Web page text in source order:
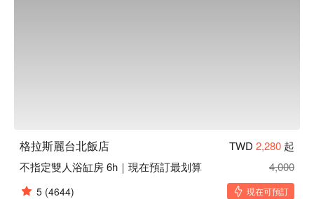
格拉斯麗台北飯店 TWD 2,280 起
不指定雙人浴缸房 6h｜現在預訂最划算
4,000
5 (4644) 現在可預訂